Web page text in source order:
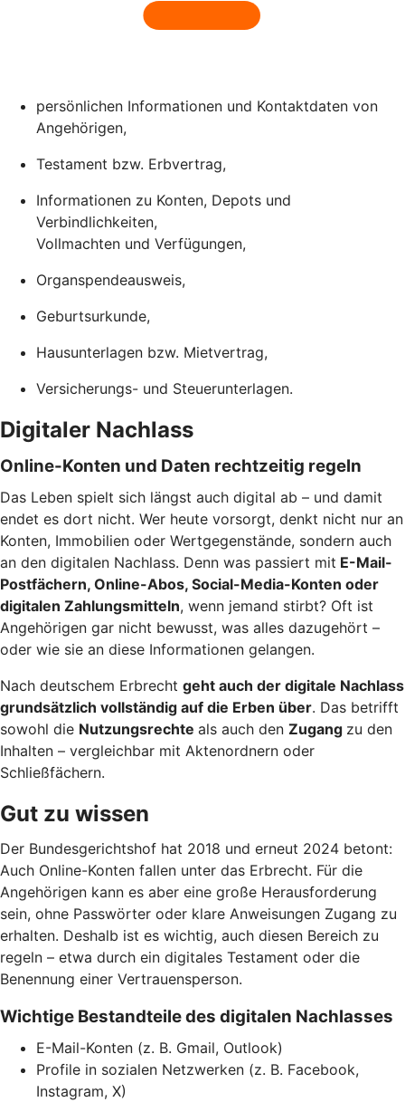
persönlichen Informationen und Kontaktdaten von
Angehörigen,
Testament bzw. Erbvertrag,
Informationen zu Konten, Depots und
Verbindlichkeiten,
Vollmachten und Verfügungen,
Organspendeausweis,
Geburtsurkunde,
Hausunterlagen bzw. Mietvertrag,
Versicherungs- und Steuerunterlagen.
Digitaler Nachlass
Online-Konten und Daten rechtzeitig regeln
Das Leben spielt sich längst auch digital ab – und damit
endet es dort nicht. Wer heute vorsorgt, denkt nicht nur an
Konten, Immobilien oder Wertgegenstände, sondern auch
an den digitalen Nachlass. Denn was passiert mit E-Mail-
Postfächern, Online-Abos, Social-Media-Konten oder
digitalen Zahlungsmitteln, wenn jemand stirbt? Oft ist
Angehörigen gar nicht bewusst, was alles dazugehört –
oder wie sie an diese Informationen gelangen.
Nach deutschem Erbrecht geht auch der digitale Nachlass
grundsätzlich vollständig auf die Erben über. Das betrifft
sowohl die Nutzungsrechte als auch den Zugang zu den
Inhalten – vergleichbar mit Aktenordnern oder
Schließfächern.
Gut zu wissen
Der Bundesgerichtshof hat 2018 und erneut 2024 betont:
Auch Online-Konten fallen unter das Erbrecht. Für die
Angehörigen kann es aber eine große Herausforderung
sein, ohne Passwörter oder klare Anweisungen Zugang zu
erhalten. Deshalb ist es wichtig, auch diesen Bereich zu
regeln – etwa durch ein digitales Testament oder die
Benennung einer Vertrauensperson.
Wichtige Bestandteile des digitalen Nachlasses
E-Mail-Konten (z. B. Gmail, Outlook)
Profile in sozialen Netzwerken (z. B. Facebook,
Instagram, X)